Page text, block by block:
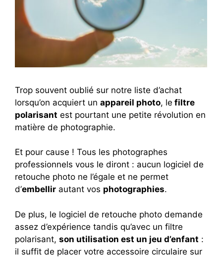
Trop souvent oublié sur notre liste d’achat
lorsqu’on acquiert un appareil photo, le filtre
polarisant est pourtant une petite révolution en
matière de photographie.
Et pour cause ! Tous les photographes
professionnels vous le diront : aucun logiciel de
retouche photo ne l’égale et ne permet
d’embellir autant vos photographies.
De plus, le logiciel de retouche photo demande
assez d’expérience tandis qu’avec un filtre
polarisant, son utilisation est un jeu d’enfant :
il suffit de placer votre accessoire circulaire sur